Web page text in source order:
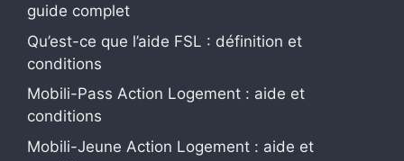
guide complet
Qu’est-ce que l’aide FSL : définition et
conditions
Mobili-Pass Action Logement : aide et
conditions
Mobili-Jeune Action Logement : aide et